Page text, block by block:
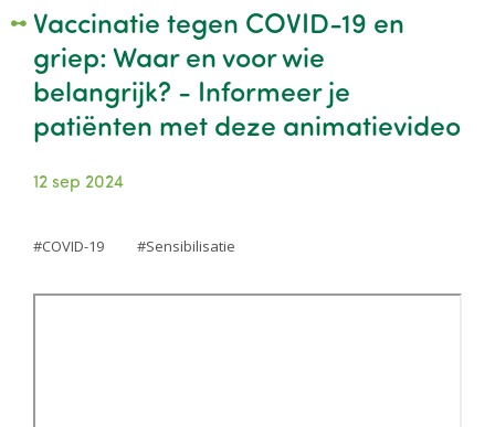
Vaccinatie tegen COVID-19 en
griep: Waar en voor wie
belangrijk? - Informeer je
patiënten met deze animatievideo
12 sep 2024
COVID-19 Sensibilisatie